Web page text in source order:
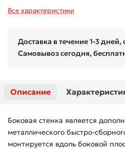
Все характеристики
Доставка в течение 1-3 дней,
Самовывоз сегодня,
Описание
Боковая стенка является
металлического быстро-
монтируется вдоль боковой